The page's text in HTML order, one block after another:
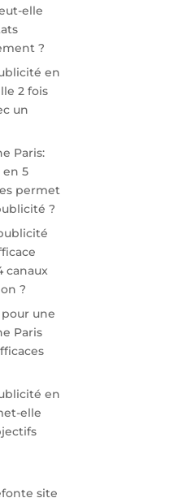
elle
?
en
2 fois
un
Paris:
en 5
permet
?
canaux
?
pour une
Paris
en
elle
site